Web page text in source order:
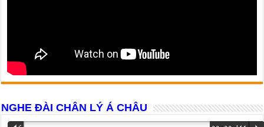
NGHE ĐÀI CHÂN LÝ Á CHÂU